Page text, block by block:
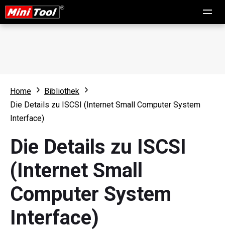
Home
Bibliothek
Die Details zu ISCSI (Internet Small Computer System
Interface)
Die Details zu ISCSI
(Internet Small
Computer System
Interface)